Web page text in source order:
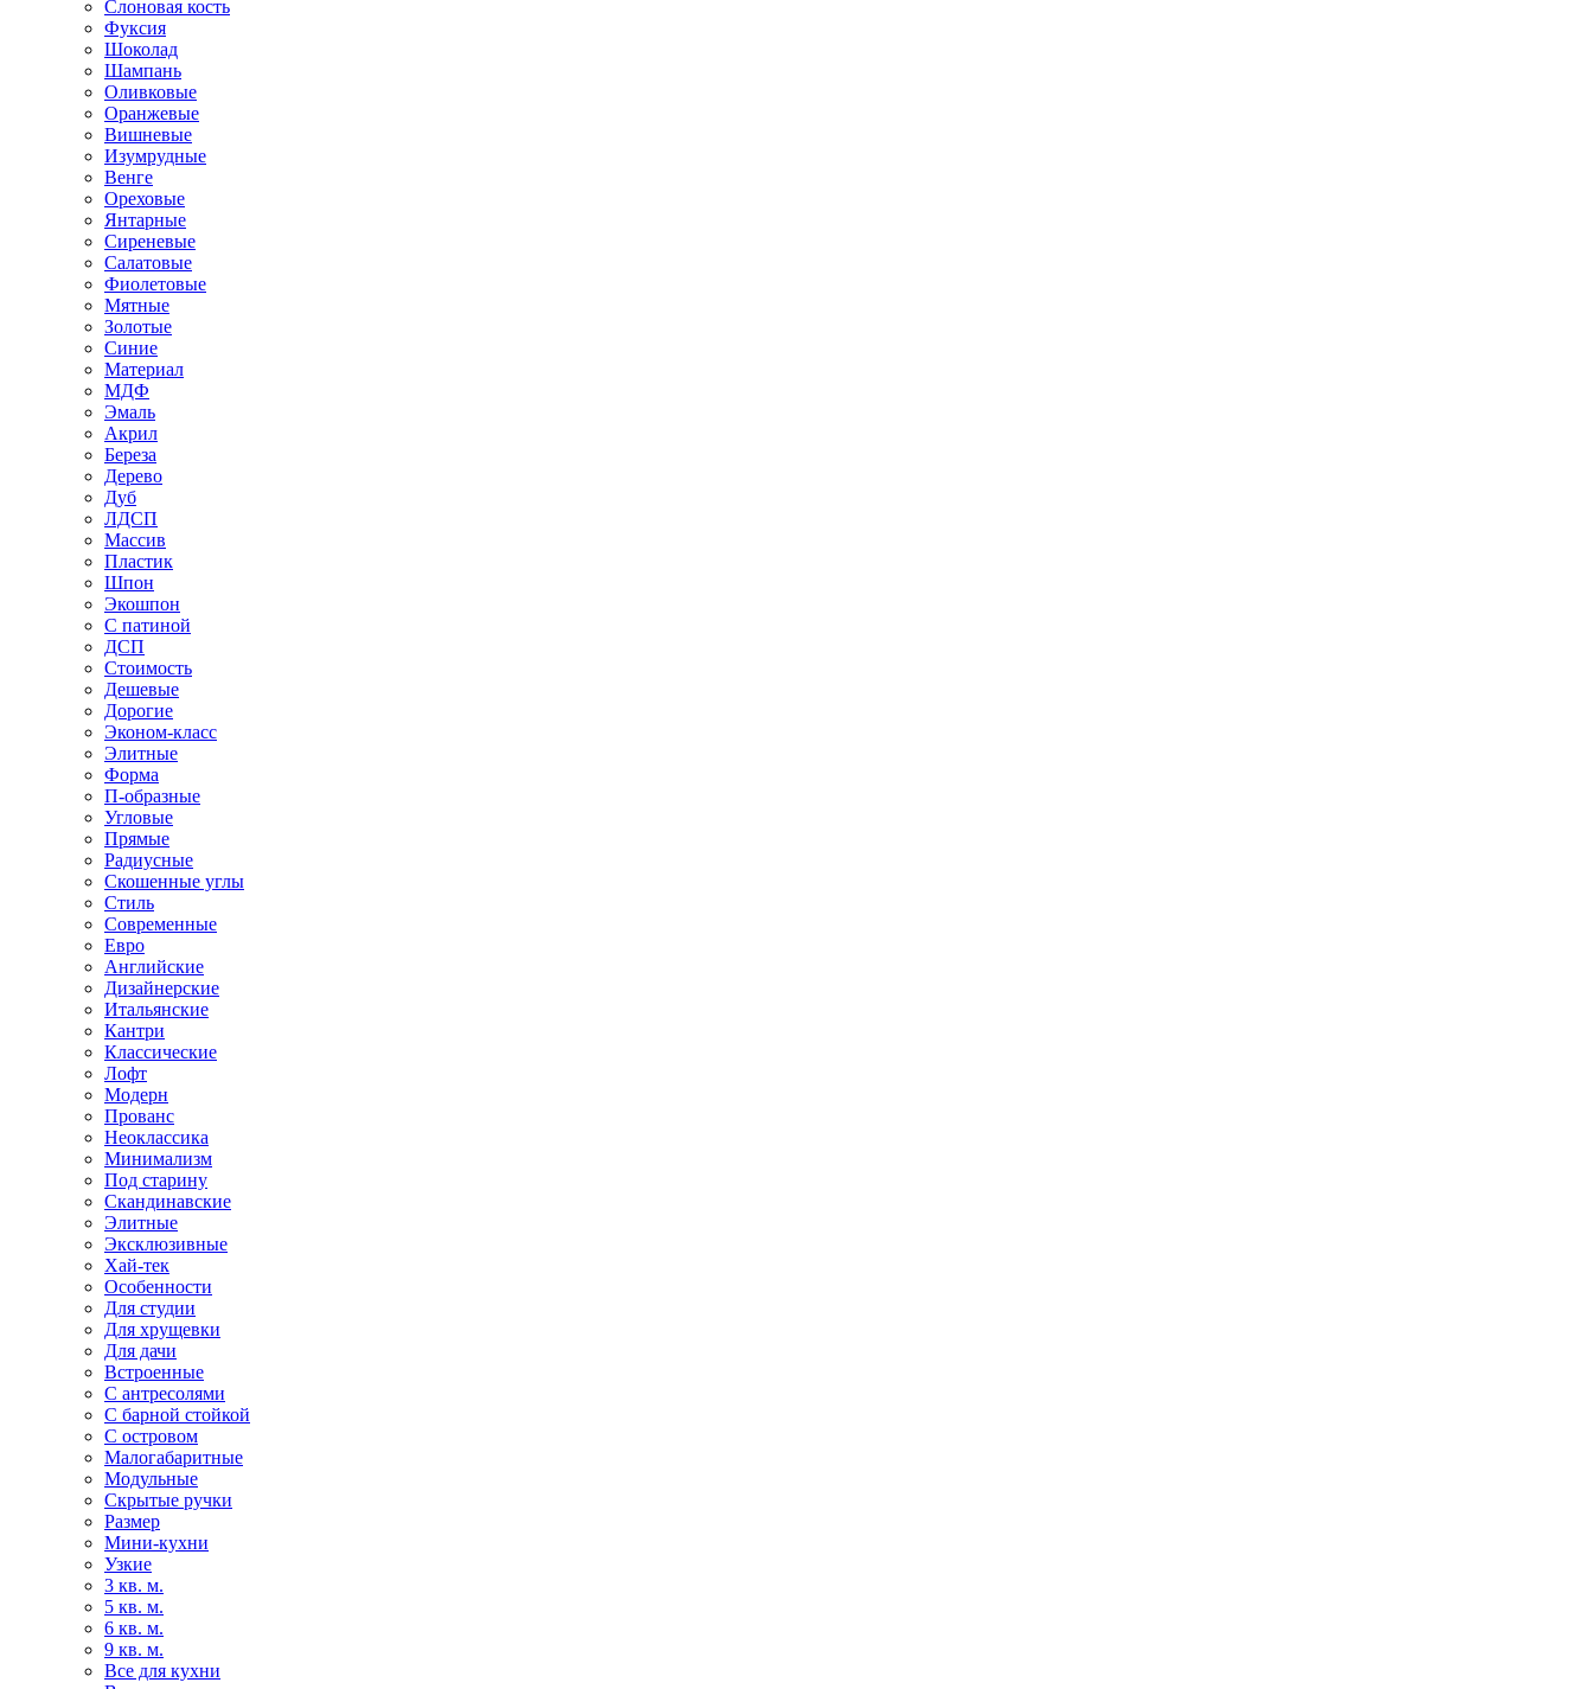
Слоновая кость
Фуксия
Шоколад
Шампань
Оливковые
Оранжевые
Вишневые
Изумрудные
Венге
Ореховые
Янтарные
Сиреневые
Салатовые
Фиолетовые
Мятные
Золотые
Синие
Материал
МДФ
Эмаль
Акрил
Береза
Дерево
Дуб
ЛДСП
Массив
Пластик
Шпон
Экошпон
С патиной
ДСП
Стоимость
Дешевые
Дорогие
Эконом-класс
Элитные
Форма
П-образные
Угловые
Прямые
Радиусные
Скошенные углы
Стиль
Современные
Евро
Английские
Дизайнерские
Итальянские
Кантри
Классические
Лофт
Модерн
Прованс
Неоклассика
Минимализм
Под старину
Скандинавские
Элитные
Эксклюзивные
Хай-тек
Особенности
Для студии
Для хрущевки
Для дачи
Встроенные
С антресолями
С барной стойкой
С островом
Малогабаритные
Модульные
Скрытые ручки
Размер
Мини-кухни
Узкие
3 кв. м.
5 кв. м.
6 кв. м.
9 кв. м.
Все для кухни